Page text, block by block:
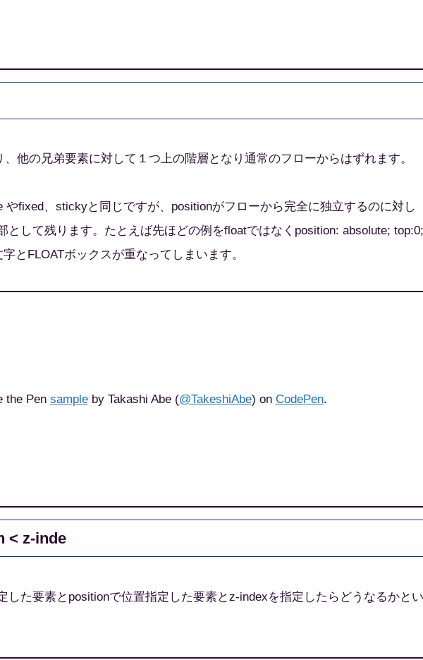
他の兄弟要素に対して１つ上の階層となり通常のフローからはずれます。
やfixed、stickyと同じですが、positionがフローから完全に独立するのに対し
として残ります。たとえば先ほどの例をfloatではなくposition: absolute; top:0;
とFLOATボックスが重なってしまいます。
the Pen sampleby Takashi Abe (@TakeshiAbe) on CodePen.
< z-inde
した要素とpositionで位置指定した要素とz-indexを指定したらどうなるかとい